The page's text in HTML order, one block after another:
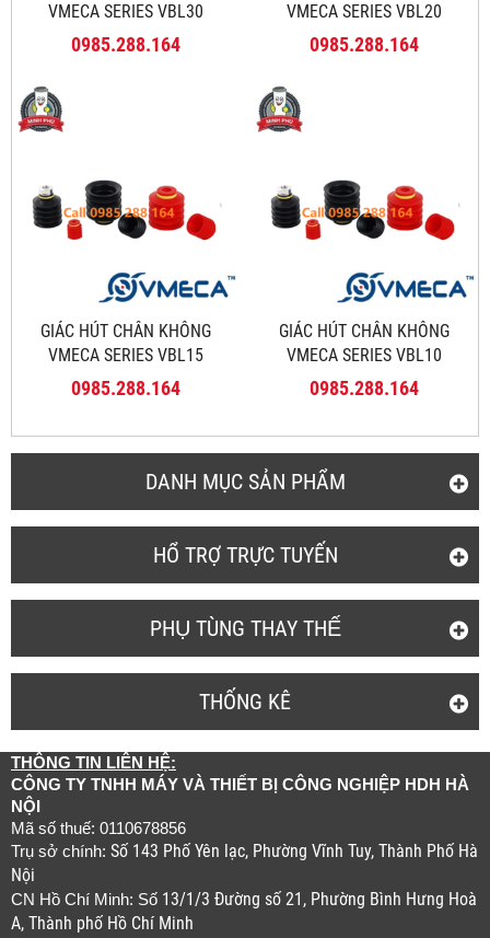
DANH MỤC SẢN PHẨM
HỔ TRỢ TRỰC TUYẾN
PHỤ TÙNG THAY THẾ
THỐNG KÊ
VMECA SERIES VBL30
0985.288.164
VMECA SERIES VBL20
0985.288.164
GIÁC HÚT CHÂN KHÔNG
VMECA SERIES VBL15
0985.288.164
GIÁC HÚT CHÂN KHÔNG
VMECA SERIES VBL10
0985.288.164
THÔNG TIN LIÊN HỆ:
CÔNG TY TNHH MÁY VÀ THIẾT BỊ CÔNG NGHIỆP HDH HÀ
NỘI
Mã số thuế: 0110678856
Trụ sở chính: Số 143 Phố Yên lạc, Phường Vĩnh Tuy, Thành Phố Hà
Nội
CN Hồ Chí Minh: Số 13/1/3 Đường số 21, Phường Bình Hưng Hoà
A, Thành phố Hồ Chí Minh